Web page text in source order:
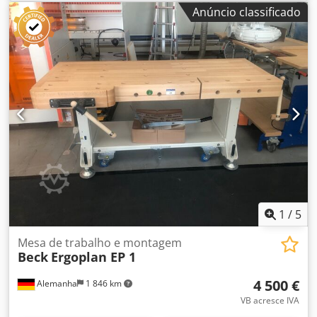
as demais máquinas de usinagem nas quais a peça de
trabalho é movida. Ajudante de transporte de chapas com
altura regulável Altura de trabalho ajustável
continuamente de aprox. 900 mm até aprox. 1.200 mm
Corpo poligonal especial com revestimento antiderrapante
para aderência ótima em qualquer posição 5 rodízios
maciços com sistema de travamento de alta qualidade
para estabilidade Move-se automaticamente com
coladeiras de borda e serras de formato Peso: aprox. 8 kg
Disponibilidade: pronta entrega Localização: Hochheim
Chedpfx Aew I Uz Rjc Aoa
Anúncio classificado
1 / 5
Alemanha 1 846 km
Mesa de trabalho e montagem
Beck Ergoplan EP 1
4 500 €
VB acresce IVA